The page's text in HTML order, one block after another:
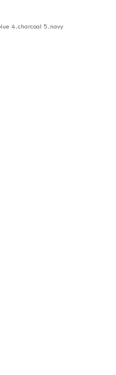
4.charcoal 5.navy